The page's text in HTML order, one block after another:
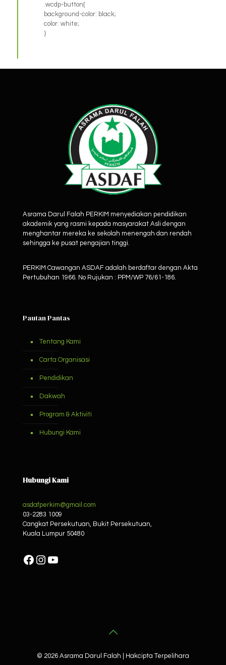
.wcdp-button{
background-color: black;
color: white;
}
Asrama Darul Falah PERKIM menyediakan pendidikan
akademik yang rasmi kepada masyarakat Asli dengan
menghantar mereka ke sekolah menengah dan rendah
sehingga ke pusat pengajian tinggi.
PERKIM Cawangan ASDAF adalah berdaftar dengan Akta
Pertubuhan 1966. No Rujukan : PPM/WP 76/61-186.
Pautan Pantas
Tentang Kami
Carta Organisasi
Pendidikan
Dakwah
Program & Aktiviti
Hubungi Kami
Hubungi Kami
asdafperkim@gmail.com
03-2283 1009
Cangkat Persekutuan, Bukit Persekutuan,
Kuala Lumpur 50480
Facebook
Instagram
YouTube
© 2026 Asrama Darul Falah | Hakcipta Terpelihara